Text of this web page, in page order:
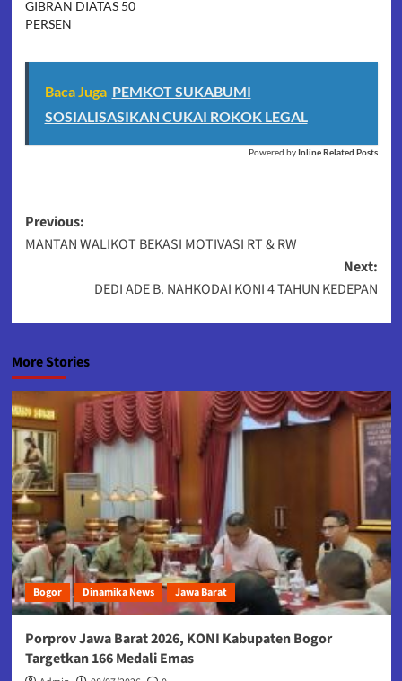
GIBRAN DIATAS 50
PERSEN
Baca Juga PEMKOT SUKABUMI
SOSIALISASIKAN CUKAI ROKOK LEGAL
Powered by Inline Related Posts
Post
navigation
Previous:
MANTAN WALIKOT BEKASI MOTIVASI RT & RW
Next:
DEDI ADE B. NAHKODAI KONI 4 TAHUN KEDEPAN
More Stories
Bogor Dinamika News Jawa Barat
Porprov Jawa Barat 2026, KONI Kabupaten Bogor
Targetkan 166 Medali Emas